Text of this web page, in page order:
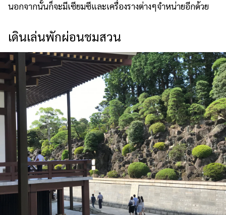
นอกจากนั้นก็จะมีเซียมซีและเครื่องรางต่างๆจำหน่ายอีกด้วย
เดินเล่นพักผ่อนชมสวน